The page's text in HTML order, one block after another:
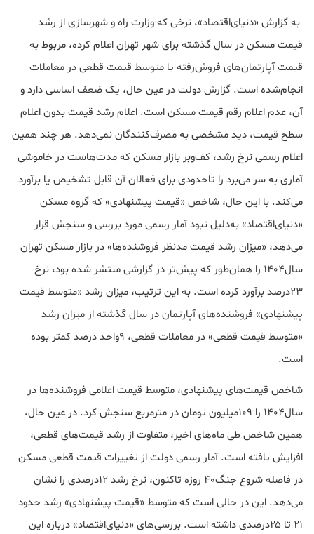
به گزارش «دنیای‌اقتصاد»، نرخی که وزارت راه و شهرسازی از رشد
قیمت مسکن در سال گذشته برای شهر تهران اعلام کرده، مربوط به
قیمت آپارتمان‌های فروش‌رفته یا متوسط قیمت قطعی در معاملات
انجام‌شده است. گزارش دولت در عین حال، یک ضعف اساسی دارد و
آن، عدم اعلام رقم قیمت مسکن است. اعلام رشد قیمت بدون اعلام
سطح قیمت، دید مشخصی به مصرف‌کنندگان نمی‌دهد. هر چند همین
اعلام رسمی نرخ رشد، کف‌وبر بازار مسکن که مدت‌هاست در خاموشی
آماری به سر می‌برد را تاحدودی برای فعالان آن قابل تشخیص یا برآورد
می‌‌کند. با این حال، شاخص «قیمت پیشنهادی» که گروه مسکن
«دنیای‌اقتصاد» به‌دلیل نبود آمار رسمی مورد بررسی و سنجش قرار
می‌دهد، «میزان رشد قیمت مدنظر فروشنده‌ها» در بازار مسکن تهران
سال۱۴۰۴ را همان‌طور که پیش‌تر در گزارشی منتشر شده بود، نرخ
۲۳درصد برآورد کرده است. به این ترتیب، میزان رشد «متوسط قیمت
پیشنهادی» فروشنده‌های آپارتمان در سال گذشته از میزان رشد
«متوسط قیمت قطعی» در معاملات قطعی، ۹واحد درصد کمتر بوده
است.
شاخص قیمت‌های پیشنهادی، متوسط قیمت اعلامی فروشنده‌ها در
سال۱۴۰۴ را ۱۰۹میلیون تومان در مترمربع سنجش کرد. در عین حال،
همین شاخص طی ماه‌های اخیر، متفاوت از رشد قیمت‌های قطعی،
افزایش یافته است. آمار رسمی دولت از تغییرات قیمت قطعی مسکن
در فاصله شروع جنگ۴۰ روزه تاکنون، نرخ رشد ۱۲درصدی را نشان
می‌دهد. این در حالی است که متوسط «قیمت پیشنهادی» رشد حدود
۲۱ تا ۲۵درصدی داشته است. بررسی‌های «دنیای‌اقتصاد» درباره این